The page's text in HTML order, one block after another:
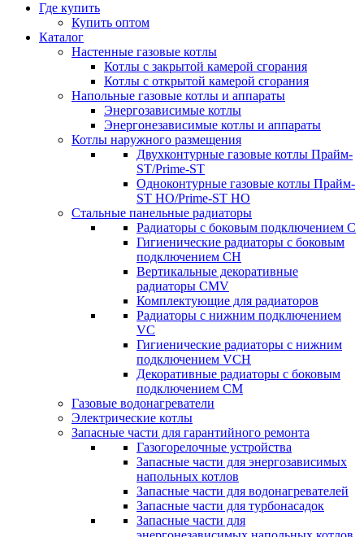
Где купить
Купить оптом
Каталог
Настенные газовые котлы
Котлы с закрытой камерой сгорания
Котлы с открытой камерой сгорания
Напольные газовые котлы и аппараты
Энергозависимые котлы
Энергонезависимые котлы и аппараты
Котлы наружного размещения
Двухконтурные газовые котлы Прайм-
ST/Prime-ST
Одноконтурные газовые котлы Прайм-
ST HO/Prime-ST HO
Стальные панельные радиаторы
Радиаторы c боковым подключением C
Гигиенические радиаторы c боковым
подключением CH
Вертикальные декоративные
радиаторы CMV
Комплектующие для радиаторов
Радиаторы c нижним подключением
VC
Гигиенические радиаторы c нижним
подключением VCH
Декоративные радиаторы с боковым
подключением CM
Газовые водонагреватели
Электрические котлы
Запасные части для гарантийного ремонта
Газогорелочные устройства
Запасные части для энергозависимых
напольных котлов
Запасные части для водонагревателей
Запасные части для турбонасадок
Запасные части для